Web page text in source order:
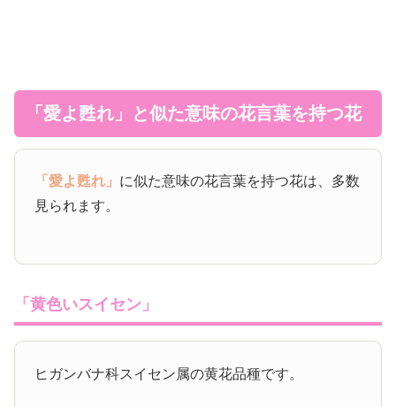
「愛よ甦れ」と似た意味の花言葉を持つ花
「愛よ甦れ」 に似た意味の花言葉を持つ花は、多数
見られます。
「黄色いスイセン」
ヒガンバナ科スイセン属の黄花品種です。